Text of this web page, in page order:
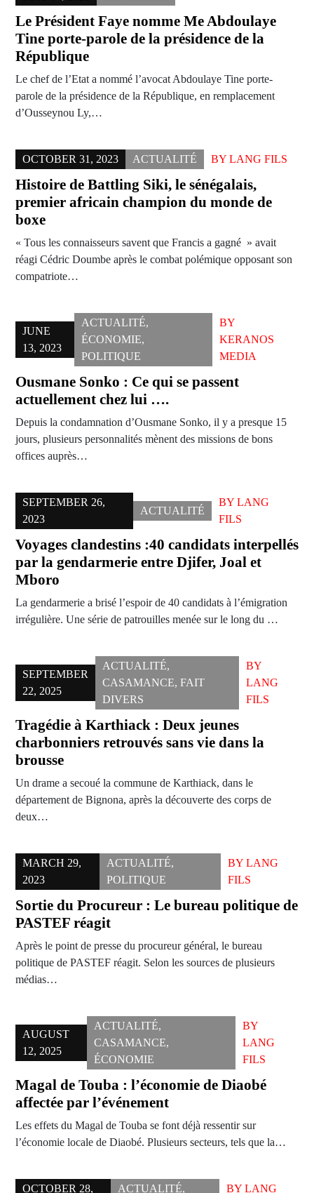
Le Président Faye nomme Me Abdoulaye
Tine porte-parole de la présidence de la
République
Le chef de l’Etat a nommé l’avocat Abdoulaye Tine porte-
parole de la présidence de la République, en remplacement
d’Ousseynou Ly,…
OCTOBER 31, 2023 ACTUALITÉ BY LANG FILS
Histoire de Battling Siki, le sénégalais,
premier africain champion du monde de
boxe
« Tous les connaisseurs savent que Francis a gagné » avait
réagi Cédric Doumbe après le combat polémique opposant son
compatriote…
JUNE
13, 2023
ACTUALITÉ,
ÉCONOMIE,
POLITIQUE
BY
KERANOS
MEDIA
Ousmane Sonko : Ce qui se passent
actuellement chez lui ….
Depuis la condamnation d’Ousmane Sonko, il y a presque 15
jours, plusieurs personnalités mènent des missions de bons
offices auprès…
SEPTEMBER 26,
2023
ACTUALITÉ
BY LANG
FILS
Voyages clandestins :40 candidats interpellés
par la gendarmerie entre Djifer, Joal et
Mboro
La gendarmerie a brisé l’espoir de 40 candidats à l’émigration
irrégulière. Une série de patrouilles menée sur le long du …
SEPTEMBER
22, 2025
ACTUALITÉ,
CASAMANCE, FAIT
DIVERS
BY
LANG
FILS
Tragédie à Karthiack : Deux jeunes
charbonniers retrouvés sans vie dans la
brousse
Un drame a secoué la commune de Karthiack, dans le
département de Bignona, après la découverte des corps de
deux…
MARCH 29,
2023
ACTUALITÉ,
POLITIQUE
BYLANG
FILS
Sortie du Procureur : Le bureau politique de
PASTEF réagit
Après le point de presse du procureur général, le bureau
politique de PASTEF réagit. Selon les sources de plusieurs
médias…
AUGUST
12, 2025
ACTUALITÉ,
CASAMANCE,
ÉCONOMIE
BY
LANG
FILS
Magal de Touba : l’économie de Diaobé
affectée par l’événement
Les effets du Magal de Touba se font déjà ressentir sur
l’économie locale de Diaobé. Plusieurs secteurs, tels que la…
OCTOBER 28, ACTUALITÉ, BYLANG